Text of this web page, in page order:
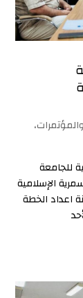
،
للجامعة
الإسلامية
لجنة اعداد الخطة